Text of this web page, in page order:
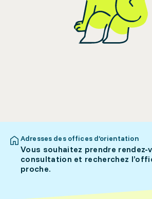
Adresses des offices d’orientation
Vous souhaitez prendre rendez-
consultation et recherchez
proche.